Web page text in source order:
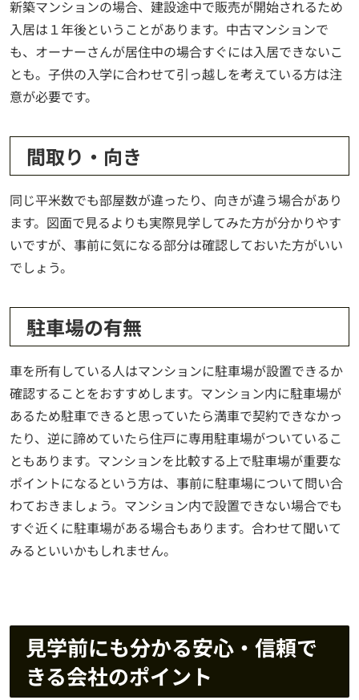
新築マンションの場合、建設途中で販売が開始されるため
入居は１年後ということがあります。中古マンションで
も、オーナーさんが居住中の場合すぐには入居できないこ
とも。子供の入学に合わせて引っ越しを考えている方は注
意が必要です。
間取り・向き
同じ平米数でも部屋数が違ったり、向きが違う場合があり
ます。図面で見るよりも実際見学してみた方が分かりやす
いですが、事前に気になる部分は確認しておいた方がいい
でしょう。
駐車場の有無
車を所有している人はマンションに駐車場が設置できるか
確認することをおすすめします。マンション内に駐車場が
あるため駐車できると思っていたら満車で契約できなかっ
たり、逆に諦めていたら住戸に専用駐車場がついているこ
ともあります。マンションを比較する上で駐車場が重要な
ポイントになるという方は、事前に駐車場について問い合
わておきましょう。マンション内で設置できない場合でも
すぐ近くに駐車場がある場合もあります。合わせて聞いて
みるといいかもしれません。
見学前にも分かる安心・信頼で
きる会社のポイント